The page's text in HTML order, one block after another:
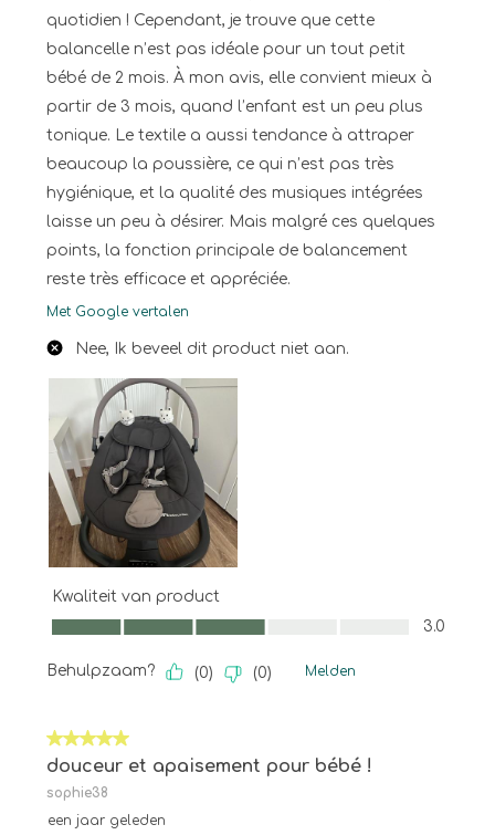
quotidien ! Cependant, je trouve que cette
balancelle n’est pas idéale pour un tout petit
bébé de 2 mois. À mon avis, elle convient mieux à
partir de 3 mois, quand l’enfant est un peu plus
tonique. Le textile a aussi tendance à attraper
beaucoup la poussière, ce qui n’est pas très
hygiénique, et la qualité des musiques intégrées
laisse un peu à désirer. Mais malgré ces quelques
points, la fonction principale de balancement
reste très efficace et appréciée.
Met Google vertalen
Nee, Ik beveel dit product niet aan.
Kwaliteit van product
Kwaliteit van product, 3.0 van 5
3.0
Behulpzaam? (0) (0) Melden
5 van 5 sterren.
douceur et apaisement pour bébé !
sophie38
een jaar geleden